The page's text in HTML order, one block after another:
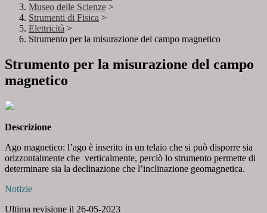
Museo delle Scienze >
Strumenti di Fisica >
Elettricità >
Strumento per la misurazione del campo magnetico
Strumento per la misurazione del campo
magnetico
Descrizione
Ago magnetico: l’ago è inserito in un telaio che si può disporre sia
orizzontalmente che verticalmente, perciò lo strumento permette di
determinare sia la declinazione che l’inclinazione geomagnetica.
Notizie
Ultima revisione il 26-05-2023